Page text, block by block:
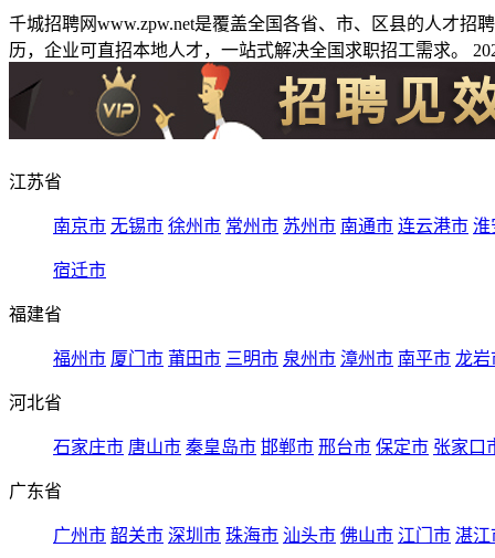
千城招聘网www.zpw.net是覆盖全国各省、市、区县的人才
历，企业可直招本地人才，一站式解决全国求职招工需求。
江苏省
南京市 无锡市 徐州市 常州市 苏州市 南通市 连云港市 淮
宿迁市
福建省
福州市 厦门市 莆田市 三明市 泉州市 漳州市 南平市 龙岩
河北省
石家庄市 唐山市 秦皇岛市 邯郸市 邢台市 保定市 张家口
广东省
广州市 韶关市 深圳市 珠海市 汕头市 佛山市 江门市 湛江